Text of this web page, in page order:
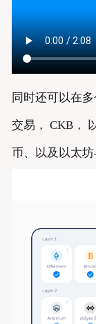
同时还可以在
交易， CKB，
币、以及以太